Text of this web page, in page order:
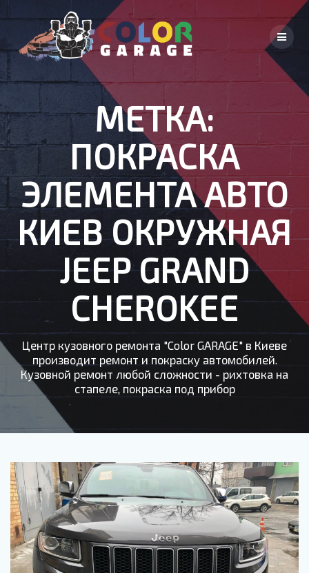
to
content
МЕТКА:
ПОКРАСКА
ЭЛЕМЕНТА АВТО
КИЕВ ОКРУЖНАЯ
JEEP GRAND
CHEROKEE
Центр кузовного ремонта "Color GARAGE" в Киеве
производит ремонт и покраску автомобилей.
Кузовной ремонт любой сложности - рихтовка на
стапеле, покраска под прибор